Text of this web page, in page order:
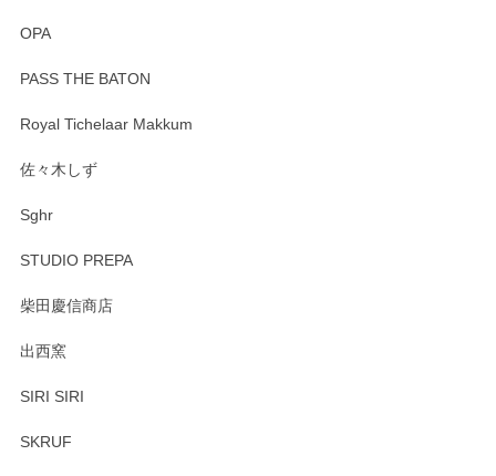
OPA
PASS THE BATON
Royal Tichelaar Makkum
佐々木しず
Sghr
STUDIO PREPA
柴田慶信商店
出西窯
SIRI SIRI
SKRUF